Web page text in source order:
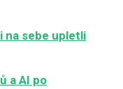
na sebe upletli
a AI po